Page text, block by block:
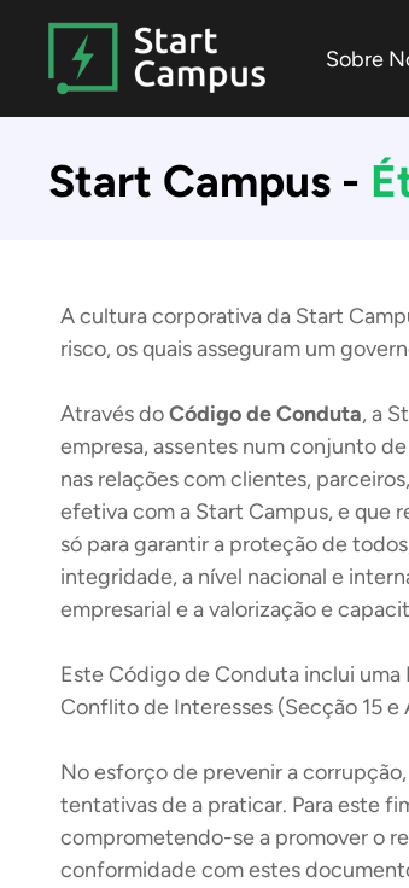
Sobre
Start Campus -
A cultura corporativa da Start
risco, os quais asseguram um
Através doCódigo de Conduta, a
empresa, assentes num conjunto
nas relações com clientes,
efetiva com a Start Campus, e que
só para garantir a proteção de
integridade, a nível nacional e
empresarial e a valorização e
Este Código de Conduta inclui
Conflito de Interesses (Secção 15
No esforço de prevenir a
tentativas de a praticar. Para este
comprometendo-se a promover o
conformidade com estes